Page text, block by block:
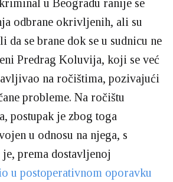
u Beogradu ranije se
odbrane okrivljenih, ali su
da se brane dok se u sudnicu ne
Predrag Koluvija, koji se već
na ročištima, pozivajući
probleme. Na ročištu
postupak je zbog toga
u odnosu na njega, s
prema dostavljenoj
u postoperativnom oporavku